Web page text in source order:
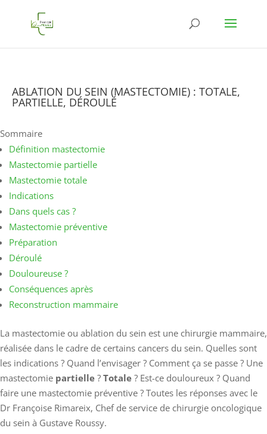
ABLATION DU SEIN (MASTECTOMIE) : TOTALE,
PARTIELLE, DÉROULÉ
Sommaire
Définition mastectomie
Mastectomie partielle
Mastectomie totale
Indications
Dans quels cas ?
Mastectomie préventive
Préparation
Déroulé
Douloureuse ?
Conséquences après
Reconstruction mammaire
La mastectomie ou ablation du sein est une chirurgie mammaire,
réalisée dans le cadre de certains cancers du sein. Quelles sont
les indications ? Quand l’envisager ? Comment ça se passe ? Une
mastectomie partielle ? Totale ? Est-ce douloureux ? Quand
faire une mastectomie préventive ? Toutes les réponses avec le
Dr Françoise Rimareix, Chef de service de chirurgie oncologique
du sein à Gustave Roussy.